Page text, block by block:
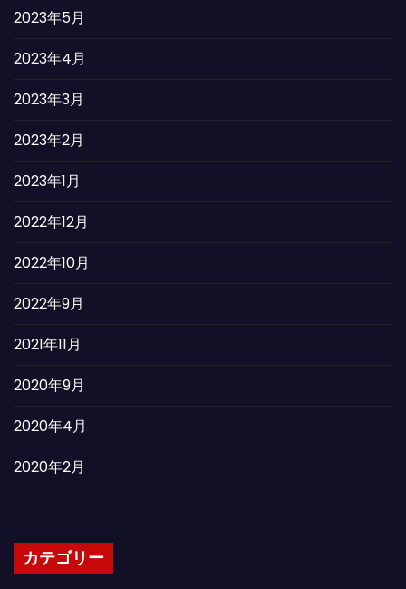
2023年5月
2023年4月
2023年3月
2023年2月
2023年1月
2022年12月
2022年10月
2022年9月
2021年11月
2020年9月
2020年4月
2020年2月
カテゴリー